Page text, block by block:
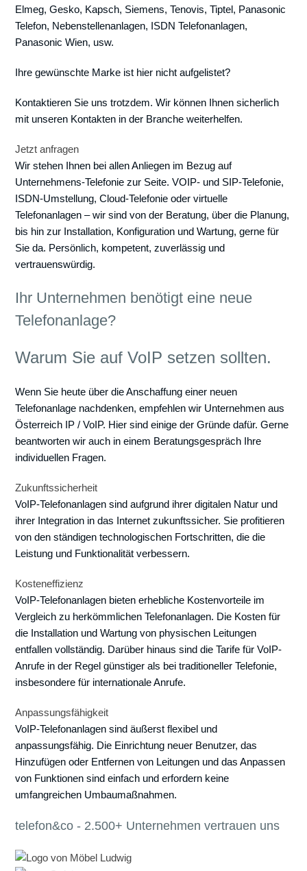
Elmeg, Gesko, Kapsch, Siemens, Tenovis, Tiptel, Panasonic
Telefon, Nebenstellenanlagen, ISDN Telefonanlagen,
Panasonic Wien, usw.
Ihre gewünschte Marke ist hier nicht aufgelistet?
Kontaktieren Sie uns trotzdem. Wir können Ihnen sicherlich
mit unseren Kontakten in der Branche weiterhelfen.
Jetzt anfragen
Wir stehen Ihnen bei allen Anliegen im Bezug auf
Unternehmens-Telefonie zur Seite. VOIP- und SIP-Telefonie,
ISDN-Umstellung, Cloud-Telefonie oder virtuelle
Telefonanlagen – wir sind von der Beratung, über die Planung,
bis hin zur Installation, Konfiguration und Wartung, gerne für
Sie da. Persönlich, kompetent, zuverlässig und
vertrauenswürdig.
Ihr Unternehmen benötigt eine neue
Telefonanlage?
Warum Sie auf VoIP setzen sollten.
Wenn Sie heute über die Anschaffung einer neuen
Telefonanlage nachdenken, empfehlen wir Unternehmen aus
Österreich IP / VoIP. Hier sind einige der Gründe dafür. Gerne
beantworten wir auch in einem Beratungsgespräch Ihre
individuellen Fragen.
Zukunftssicherheit
VoIP-Telefonanlagen sind aufgrund ihrer digitalen Natur und
ihrer Integration in das Internet zukunftssicher. Sie profitieren
von den ständigen technologischen Fortschritten, die die
Leistung und Funktionalität verbessern.
Kosteneffizienz
VoIP-Telefonanlagen bieten erhebliche Kostenvorteile im
Vergleich zu herkömmlichen Telefonanlagen. Die Kosten für
die Installation und Wartung von physischen Leitungen
entfallen vollständig. Darüber hinaus sind die Tarife für VoIP-
Anrufe in der Regel günstiger als bei traditioneller Telefonie,
insbesondere für internationale Anrufe.
Anpassungsfähigkeit
VoIP-Telefonanlagen sind äußerst flexibel und
anpassungsfähig. Die Einrichtung neuer Benutzer, das
Hinzufügen oder Entfernen von Leitungen und das Anpassen
von Funktionen sind einfach und erfordern keine
umfangreichen Umbaumaßnahmen.
telefon&co - 2.500+ Unternehmen vertrauen uns